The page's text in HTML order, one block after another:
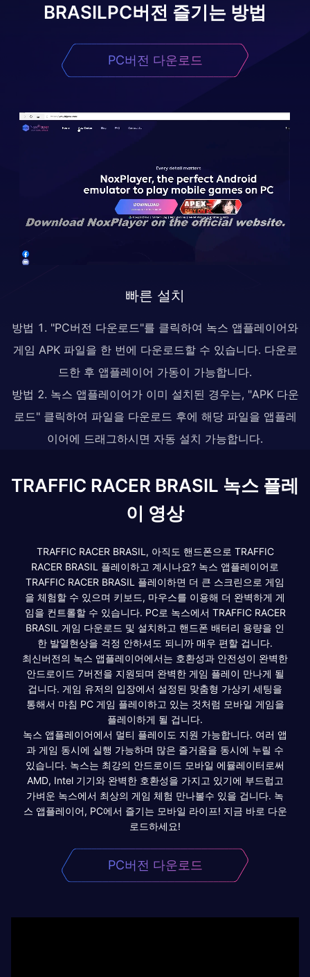
BRASILPC버전 즐기는 방법
PC버전 다운로드
빠른 설치
방법 1. "PC버전 다운로드"를 클릭하여 녹스 앱플레이어와
게임 APK 파일을 한 번에 다운로드할 수 있습니다. 다운로
드한 후 앱플레이어 가동이 가능합니다.
방법 2. 녹스 앱플레이어가 이미 설치된 경우는, "APK 다운
로드" 클릭하여 파일을 다운로드 후에 해당 파일을 앱플레
이어에 드래그하시면 자동 설치 가능합니다.
TRAFFIC RACER BRASIL 녹스 플레
이 영상
TRAFFIC RACER BRASIL, 아직도 핸드폰으로 TRAFFIC
RACER BRASIL 플레이하고 계시나요? 녹스 앱플레이어로
TRAFFIC RACER BRASIL 플레이하면 더 큰 스크린으로 게임
을 체험할 수 있으며 키보드, 마우스를 이용해 더 완벽하게 게
임을 컨트롤할 수 있습니다. PC로 녹스에서 TRAFFIC RACER
BRASIL 게임 다운로드 및 설치하고 핸드폰 배터리 용량을 인
한 발열현상을 걱정 안하셔도 되니까 매우 편할 겁니다.
최신버전의 녹스 앱플레이어에서는 호환성과 안전성이 완벽한
안드로이드 7버전을 지원되며 완벽한 게임 플레이 만나게 될
겁니다. 게임 유저의 입장에서 설정된 맞춤형 가상키 세팅을
통해서 마침 PC 게임 플레이하고 있는 것처럼 모바일 게임을
플레이하게 될 겁니다.
녹스 앱플레이어에서 멀티 플레이도 지원 가능합니다. 여러 앱
과 게임 동시에 실행 가능하며 많은 즐거움을 동시에 누릴 수
있습니다. 녹스는 최강의 안드로이드 모바일 에뮬레이터로써
AMD, Intel 기기와 완벽한 호환성을 가지고 있기에 부드럽고
가벼운 녹스에서 최상의 게임 체험 만나볼수 있을 겁니다. 녹
스 앱플레이어, PC에서 즐기는 모바일 라이프! 지금 바로 다운
로드하세요!
PC버전 다운로드